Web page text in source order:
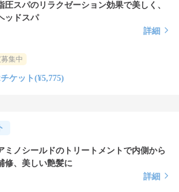
圧スパのリラクゼーション効果で美しく、
ッドスパ
詳細
集中
ケット(¥5,775)
ミノシールドのトリートメントで内側から
修、美しい艶髪に
詳細